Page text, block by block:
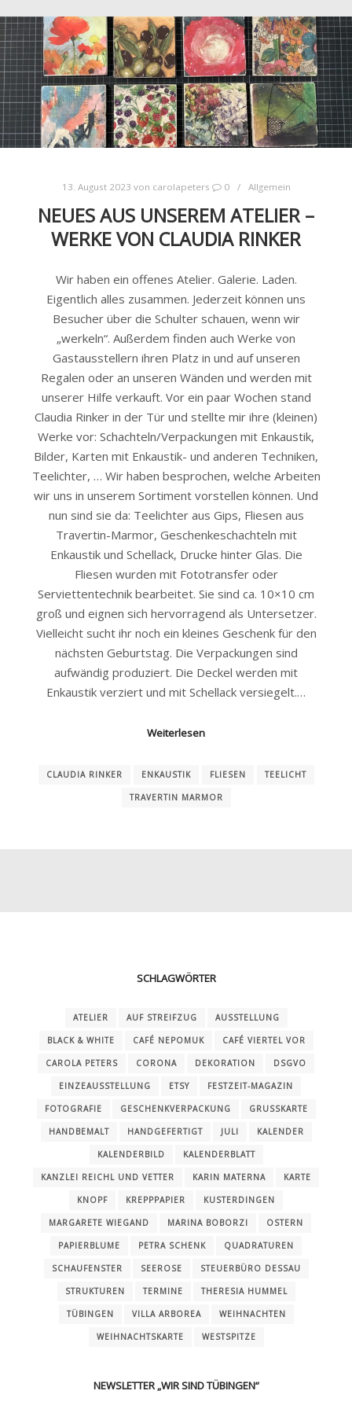
13. August 2023 von carolapeters 0 Allgemein
NEUES AUS UNSEREM ATELIER –
WERKE VON CLAUDIA RINKER
Wir haben ein offenes Atelier. Galerie. Laden.
Eigentlich alles zusammen. Jederzeit können uns
Besucher über die Schulter schauen, wenn wir
„werkeln“. Außerdem finden auch Werke von
Gastausstellern ihren Platz in und auf unseren
Regalen oder an unseren Wänden und werden mit
unserer Hilfe verkauft. Vor ein paar Wochen stand
Claudia Rinker in der Tür und stellte mir ihre (kleinen)
Werke vor: Schachteln/Verpackungen mit Enkaustik,
Bilder, Karten mit Enkaustik- und anderen Techniken,
Teelichter, … Wir haben besprochen, welche Arbeiten
wir uns in unserem Sortiment vorstellen können. Und
nun sind sie da: Teelichter aus Gips, Fliesen aus
Travertin-Marmor, Geschenkeschachteln mit
Enkaustik und Schellack, Drucke hinter Glas. Die
Fliesen wurden mit Fototransfer oder
Serviettentechnik bearbeitet. Sie sind ca. 10×10 cm
groß und eignen sich hervorragend als Untersetzer.
Vielleicht sucht ihr noch ein kleines Geschenk für den
nächsten Geburtstag. Die Verpackungen sind
aufwändig produziert. Die Deckel werden mit
Enkaustik verziert und mit Schellack versiegelt.…
Weiterlesen
CLAUDIA RINKER ENKAUSTIK FLIESEN TEELICHT
TRAVERTIN MARMOR
SCHLAGWÖRTER
ATELIER AUF STREIFZUG AUSSTELLUNG
BLACK & WHITE CAFÉ NEPOMUK CAFÉ VIERTEL VOR
CAROLA PETERS CORONA DEKORATION DSGVO
EINZEAUSSTELLUNG ETSY FESTZEIT-MAGAZIN
FOTOGRAFIE GESCHENKVERPACKUNG GRUSSKARTE
HANDBEMALT HANDGEFERTIGT JULI KALENDER
KALENDERBILD KALENDERBLATT
KANZLEI REICHL UND VETTER KARIN MATERNA KARTE
KNOPF KREPPPAPIER KUSTERDINGEN
MARGARETE WIEGAND MARINA BOBORZI OSTERN
PAPIERBLUME PETRA SCHENK QUADRATUREN
SCHAUFENSTER SEEROSE STEUERBÜRO DESSAU
STRUKTUREN TERMINE THERESIA HUMMEL
TÜBINGEN VILLA ARBOREA WEIHNACHTEN
WEIHNACHTSKARTE WESTSPITZE
NEWSLETTER „WIR SIND TÜBINGEN“